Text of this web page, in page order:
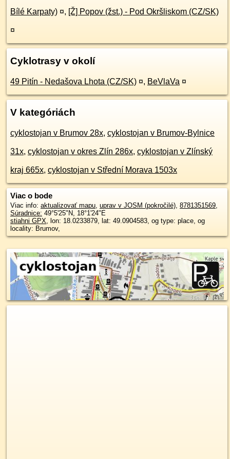
Bílé Karpaty) ¤, [Ž] Popov (žst.) - Pod Okršliskom (CZ/SK)
¤
Cyklotrasy v okolí
49 Pitín - Nedašova Lhota (CZ/SK) ¤, BeVlaVa ¤
V kategóriách
cyklostojan v Brumov 28x, cyklostojan v Brumov-Bylnice
31x, cyklostojan v okres Zlín 286x, cyklostojan v Zlínský
kraj 665x, cyklostojan v Střední Morava 1503x
Viac o bode
Viac info: aktualizovať mapu uprav v JOSM (pokročilé) 8781351569
Súradnice: 49°5'25"N
18°1'24"E
stiahni GPX , lon: 18.0233879, lat: 49.0904583, og type: place, og
locality: Brumov,